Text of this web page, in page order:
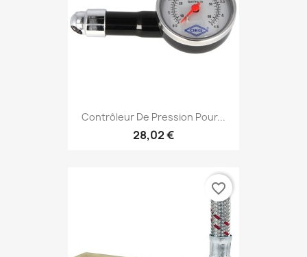
Contrôleur De Pression Pour...
28,02 €
favorite_border